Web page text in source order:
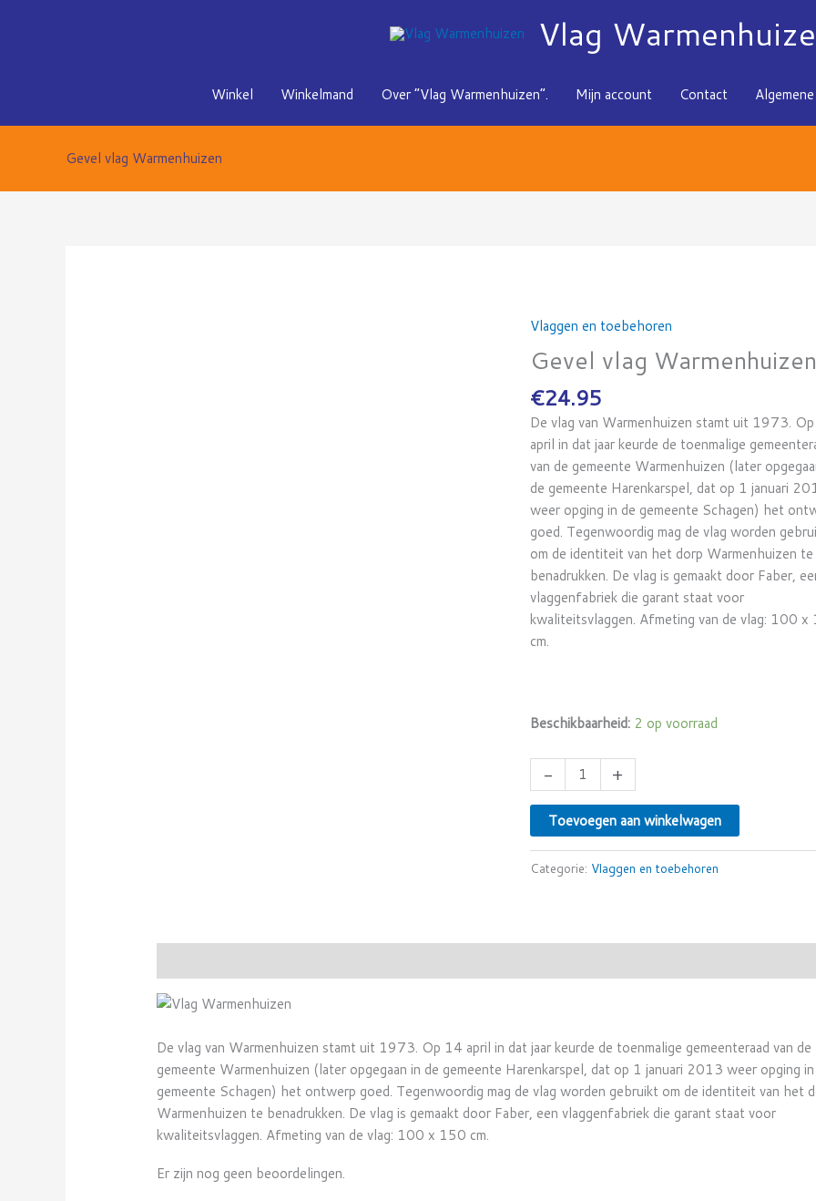
Vlag
Winkel Winkelmand Over “Vlag Warmenhuizen”. Mijn account Contact
Gevel vlag Warmenhuizen
Vlaggen en toebehoren
Gevel vlag Warmenhuizen
€24.95
De vlag van Warmenhuizen stamt uit 1973.
april in dat jaar keurde de toenmalige
van de gemeente Warmenhuizen (later
de gemeente Harenkarspel, dat op 1 januari
weer opging in de gemeente Schagen) het
goed. Tegenwoordig mag de vlag worden
om de identiteit van het dorp Warmenhuizen te
benadrukken. De vlag is gemaakt door Faber,
vlaggenfabriek die garant staat voor
kwaliteitsvlaggen. Afmeting van de vlag: 100 x
cm.
Beschikbaarheid: 2 op voorraad
-
Gevel
vlag
Warmenhuizen
aantal
+
Toevoegen aan winkelwagen
Categorie: Vlaggen en toebehoren
De vlag van Warmenhuizen stamt uit 1973. Op 14 april in dat jaar keurde de toenmalige gemeenteraad van de
gemeente Warmenhuizen (later opgegaan in de gemeente Harenkarspel, dat op 1 januari 2013 weer opging
gemeente Schagen) het ontwerp goed. Tegenwoordig mag de vlag worden gebruikt om de identiteit van het
Warmenhuizen te benadrukken. De vlag is gemaakt door Faber, een vlaggenfabriek die garant staat voor
kwaliteitsvlaggen. Afmeting van de vlag: 100 x 150 cm.
Er zijn nog geen beoordelingen.